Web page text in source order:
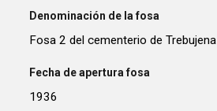
Denominación de la fosa
Fosa 2 del cementerio de Trebujena
Fecha de apertura fosa
1936